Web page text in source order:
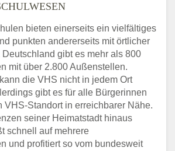
bieten einerseits ein vielfältiges
punkten andererseits mit örtlicher
Deutschland gibt es mehr als 800
mit über 2.800 Außenstellen.
die VHS nicht in jedem Ort
gibt es für alle Bürgerinnen
VHS-Standort in erreichbarer Nähe.
seiner Heimatstadt hinaus
schnell auf mehrere
und profitiert so vom bundesweit